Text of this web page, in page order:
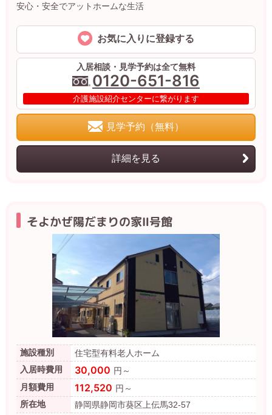
安心・安全でアットホームな生活
お気に入りに登録する
入居相談・見学予約は全て無料
0120-651-816
介護施設紹介センターに繋がります
見学予約（無料）
詳細を見る
そよかぜ陽だまりの家Ⅱ号館
施設種別
住宅型有料老人ホーム
入居時費用
30,000 円～
月額費用
112,520 円～
所在地
静岡県静岡市葵区上伝馬32-57